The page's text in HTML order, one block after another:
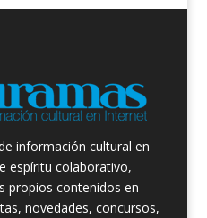
información cultural en
espíritu colaborativo,
propios contenidos en
novedades, concursos,